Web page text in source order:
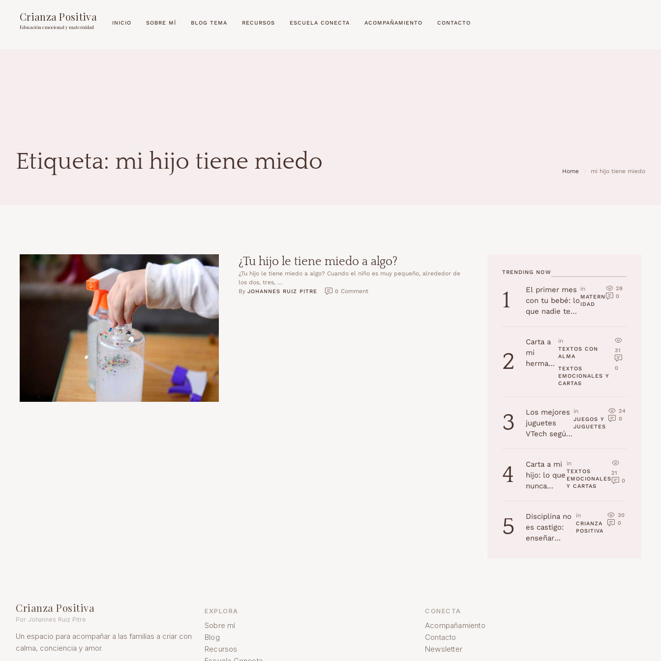
Crianza Positiva
Educación emocional y maternidad
INICIO SOBRE MÍ BLOG TEMA RECURSOS ESCUELA CONECTA ACOMPAÑAMIENTO CONTACTO
Etiqueta: mi hijo tiene miedo Home mi hijo tiene miedo
¿Tu hijo le tiene miedo a algo?
¿Tu hijo le tiene miedo a algo? Cuando el niño es muy pequeño, alrededor de
los dos, tres, …
By JOHANNES RUIZ PITRE 0 Comment
TRENDING NOW
1
El primer mes
con tu bebé: lo
que nadie te
in
MATERN
IDAD
29
0
2
Carta a
mi
hermana
in
TEXTOS CON
ALMA
TEXTOS
EMOCIONALES Y
CARTAS
31
0
3
Los mejores
juguetes
VTech según
2025)
in
JUEGOS Y
JUGUETES
24
0
4
Carta a mi
hijo: lo que
nunca
jamás
olvidaré
in
TEXTOS
EMOCIONALES
Y CARTAS
21
0
5
Disciplina no
es castigo:
enseñar
in
CRIANZA
POSITIVA
30
0
Crianza Positiva
Por Johannes Ruiz Pitre
Un espacio para acompañar a las familias a criar con
calma, conciencia y amor.
EXPLORA
Sobre mí
Blog
Recursos
CONECTA
Acompañamiento
Contacto
Newsletter